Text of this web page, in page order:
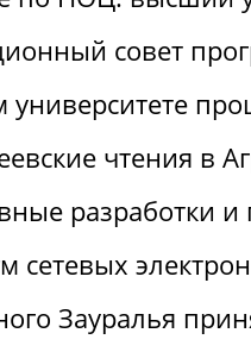
совет
университете
чтения в
разработки
сетевых
Зауралья